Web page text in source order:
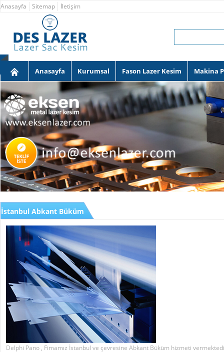
Anasayfa Sitemap İletişim
Anasayfa Kurumsal Fason Lazer Kesim Makina
İstanbul Abkant Büküm
Delphi Pano , Fimamız İstanbul ve çevresine Abkant Büküm hizmeti